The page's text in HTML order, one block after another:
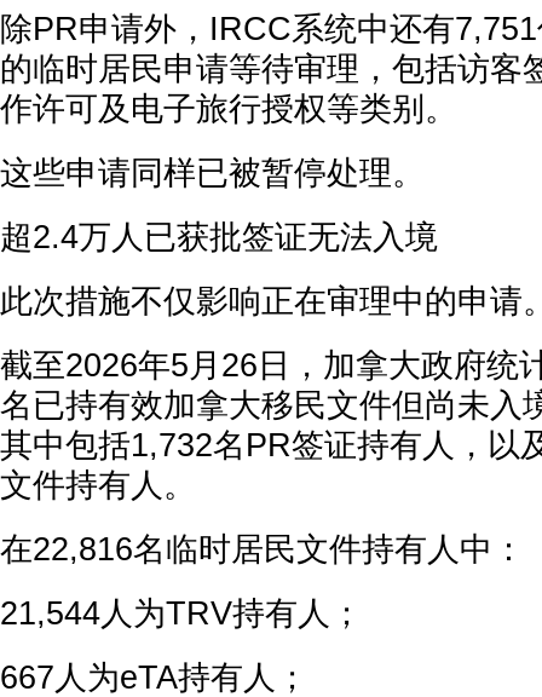
除PR申请外，IRCC系统中还有
的临时居民申请等待审理，包括访客
作许可及电子旅行授权等类别。
这些申请同样已被暂停处理。
超2.4万人已获批签证无法入境
此次措施不仅影响正在审理中的申请
截至2026年5月26日，加拿大政府统
名已持有效加拿大移民文件但尚未入
其中包括1,732名PR签证持有人，以
文件持有人。
在22,816名临时居民文件持有人中：
21,544人为TRV持有人；
667人为eTA持有人；